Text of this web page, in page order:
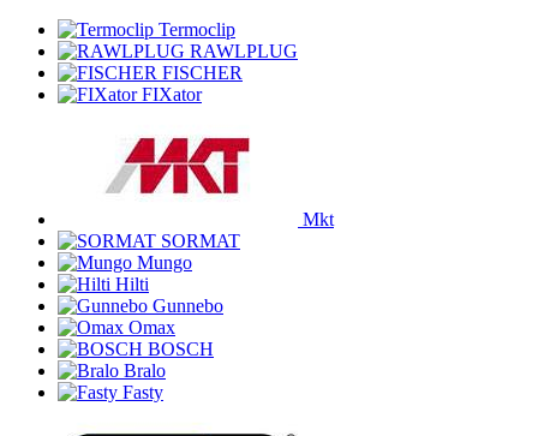
Termoclip
RAWLPLUG
FISCHER
FIXator
Mkt
SORMAT
Mungo
Hilti
Gunnebo
Omax
BOSCH
Bralo
Fasty